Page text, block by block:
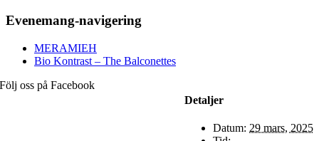
Evenemang-navigering
MERAMIEH
Bio Kontrast – The Balconettes
Detaljer
Datum: 29 mars, 2025
Följ oss på Facebook